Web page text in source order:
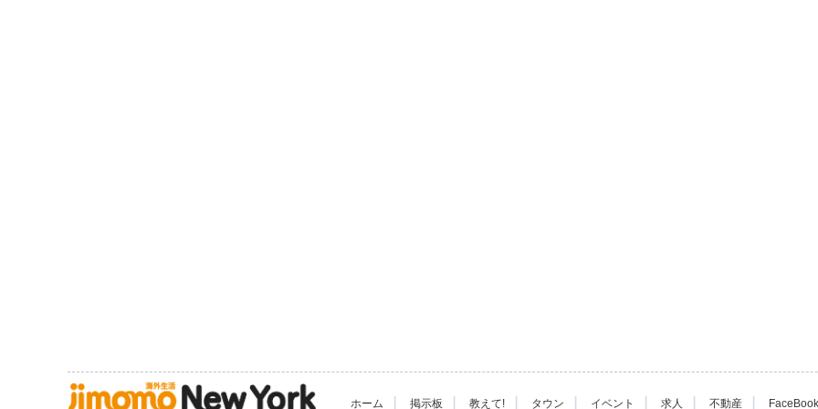
ホーム | 掲示板 | 教えて! | タウン | イベント | 求人 | 不動産 |